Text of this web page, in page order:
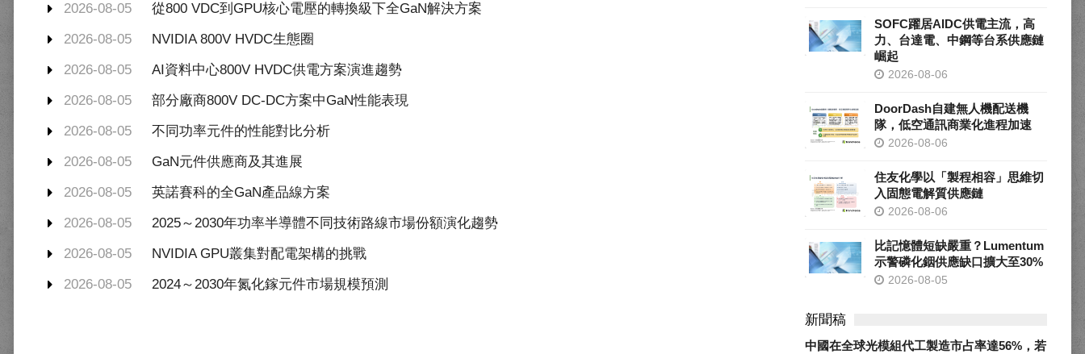
2026-08-05
從800 VDC到GPU核心電壓的轉換級下全GaN解決方案
2026-08-05
NVIDIA 800V HVDC生態圈
2026-08-05
AI資料中心800V HVDC供電方案演進趨勢
2026-08-05
部分廠商800V DC-DC方案中GaN性能表現
2026-08-05
不同功率元件的性能對比分析
2026-08-05
GaN元件供應商及其進展
2026-08-05
英諾賽科的全GaN產品線方案
2026-08-05
2025～2030年功率半導體不同技術路線市場份額演化趨勢
2026-08-05
NVIDIA GPU叢集對配電架構的挑戰
2026-08-05
2024～2030年氮化鎵元件市場規模預測
SOFC躍居AIDC供電主流，高
力、台達電、中鋼等台系供應鏈
崛起
2026-08-06
DoorDash自建無人機配送機
隊，低空通訊商業化進程加速
2026-08-06
住友化學以「製程相容」思維切
入固態電解質供應鏈
2026-08-06
比記憶體短缺嚴重？Lumentum
示警磷化銦供應缺口擴大至30%
2026-08-05
新聞稿
中國在全球光模組代工製造市占率達56%，若